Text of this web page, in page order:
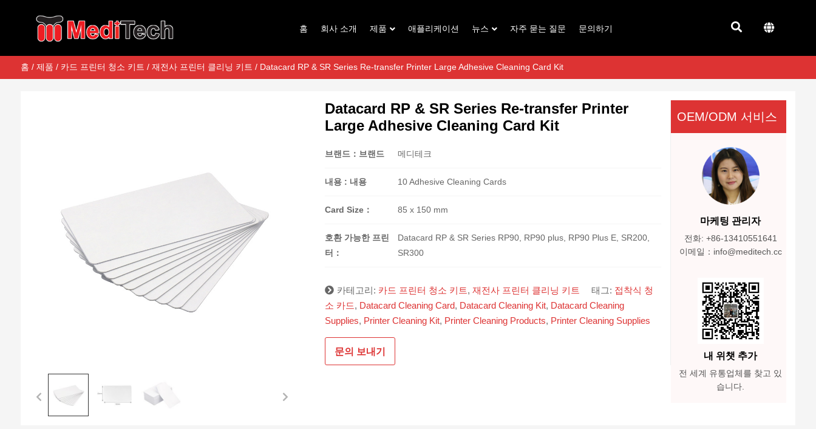
홈 회사 소개 제품 애플리케이션 뉴스 자주 묻는 질문 문의하기
홈 / 제품 / 카드 프린터 청소 키트 / 재전사 프린터 클리닝 키트 / Datacard RP & SR Series Re-transfer Printer Large Adhesive Cleaning Card Kit
Datacard RP & SR Series Re-transfer Printer
Large Adhesive Cleaning Card Kit
브랜드：브랜드 메디테크
내용 : 내용 10 Adhesive Cleaning Cards
Card Size： 85 x 150 mm
호환 가능한 프린
터：
Datacard RP & SR Series RP90, RP90 plus, RP90 Plus E, SR200,
SR300
카테고리: 카드 프린터 청소 키트, 재전사 프린터 클리닝 키트 태그: 접착식 청
소 카드, Datacard Cleaning Card, Datacard Cleaning Kit, Datacard Cleaning
Supplies, Printer Cleaning Kit, Printer Cleaning Products, Printer Cleaning Supplies
문의 보내기
OEM/ODM 서비스
마케팅 관리자
전화: +86-13410551641
이메일：info@meditech.cc
내 위챗 추가
전 세계 유통업체를 찾고 있
습니다.